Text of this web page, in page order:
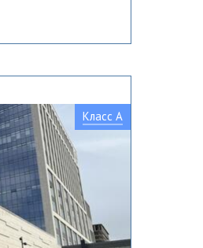
Класс A